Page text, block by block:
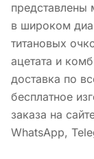
представлены
в широком
титановых
ацетата и
доставка по
бесплатное
заказа на
WhatsApp,